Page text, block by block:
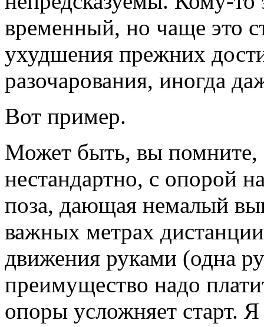
временный, но чаще это
ухудшения прежних
разочарования, иногда
Вот пример.
Может быть, вы помните,
нестандартно, с опорой
поза, дающая немалый
важных метрах
движения руками (одна
преимущество надо
опоры усложняет старт.